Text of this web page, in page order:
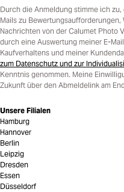
Durch die Anmeldung stimme ich
Mails zu
Nachrichten von der Calumet Photo
durch eine Auswertung meiner E-
Kaufverhaltens und meiner
zum Datenschutz und zur
Kenntnis genommen. Meine
Zukunft über den Abmeldelink am
Unsere Filialen
Hamburg
Hannover
Berlin
Leipzig
Dresden
Essen
Düsseldorf